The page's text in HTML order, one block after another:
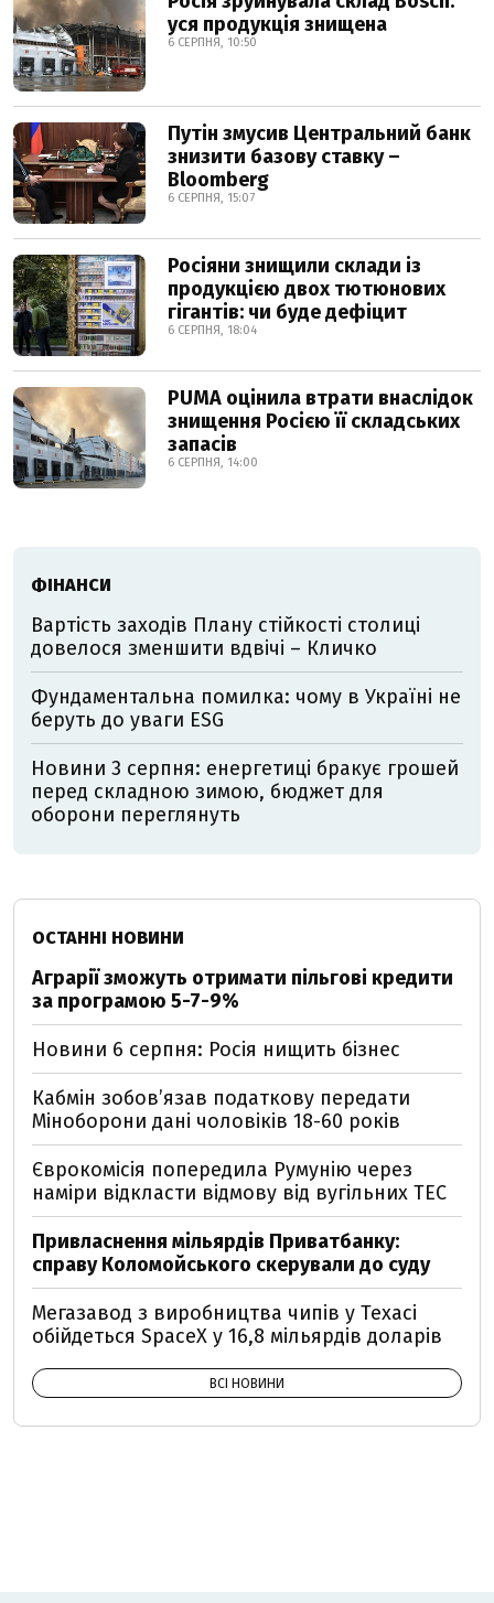
уся продукція знищена
6 СЕРПНЯ, 10:50
Путін змусив Центральний банк
знизити базову ставку –
Bloomberg
6 СЕРПНЯ, 15:07
Росіяни знищили склади із
продукцією двох тютюнових
гігантів: чи буде дефіцит
6 СЕРПНЯ, 18:04
PUMA оцінила втрати внаслідок
знищення Росією її складських
запасів
6 СЕРПНЯ, 14:00
ФІНАНСИ
Вартість заходів Плану стійкості столиці
довелося зменшити вдвічі – Кличко
Фундаментальна помилка: чому в Україні не
беруть до уваги ESG
Новини 3 серпня: енергетиці бракує грошей
перед складною зимою, бюджет для
оборони переглянуть
ОСТАННІ НОВИНИ
Аграрії зможуть отримати пільгові кредити
за програмою 5-7-9%
Новини 6 серпня: Росія нищить бізнес
Кабмін зобовʼязав податкову передати
Міноборони дані чоловіків 18-60 років
Єврокомісія попередила Румунію через
наміри відкласти відмову від вугільних ТЕС
Привласнення мільярдів Приватбанку:
справу Коломойського скерували до суду
Мегазавод з виробництва чипів у Техасі
обійдеться SpaceX у 16,8 мільярдів доларів
ВСІ НОВИНИ